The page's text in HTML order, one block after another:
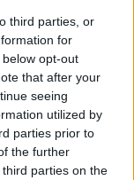
third parties, or
for
opt-out
that after your
seeing
utilized by
parties prior to
the further
parties on the
–
a